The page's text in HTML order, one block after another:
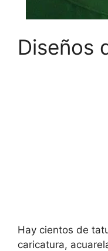
Diseños
Hay cientos de
caricatura,